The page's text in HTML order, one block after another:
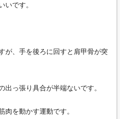
いです。
が、手を後ろに回すと肩甲骨が突
出っ張り具合が半端ないです。
肉を動かす運動です。